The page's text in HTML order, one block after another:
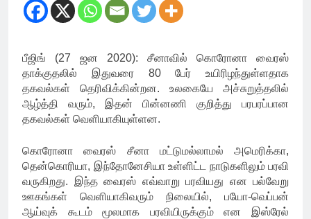
பீஜிங் (27 ஜன 2020): சீனாவில் கொரோனா வைரஸ்
தாக்குதலில் இதுவரை 80 பேர் உயிரிழந்துள்ளதாக
தகவல்கள் தெரிவிக்கின்றன. உலகையே அச்சுறுத்தலில்
ஆழ்த்தி வரும், இதன் பின்னணி குறித்து பரபரப்பான
தகவல்கள் வெளியாகியுள்ளன.
கொரோனா வைரஸ் சீனா மட்டுமல்லாமல் அமெரிக்கா,
தென்கொரியா, இந்தோனேசியா உள்ளிட்ட நாடுகளிலும் பரவி
வருகிறது. இந்த வைரஸ் எவ்வாறு பரவியது என பல்வேறு
ஊகங்கள் வெளியாகிவரும் நிலையில், பயோ-வெப்பன்
ஆய்வுக் கூடம் மூலமாக பரவியிருக்கும் என இஸ்ரேல்